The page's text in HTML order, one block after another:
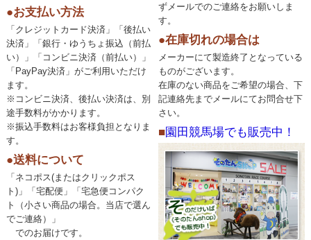
●お支払い方法
「クレジットカード決済」「後払い
決済」「銀行・ゆうちょ振込（前払
い）」「コンビニ決済（前払い）」
「PayPay決済」がご利用いただけ
ます。
※コンビニ決済、後払い決済は、別
途手数料がかかります。
※振込手数料はお客様負担となりま
す。
●送料について
「ネコポス(またはクリックポス
ト)」「宅配便」「宅急便コンパク
ト（小さい商品の場合。当店で選ん
でご連絡）」
でのお届けです。
ずメールでのご連絡をお願いしま
す。
●在庫切れの場合は
メーカーにて製造終了となっている
ものがございます。
在庫のない商品をご希望の場合、下
記連絡先までメールにてお問合せ下
さい。
■園田競馬場でも販売中！